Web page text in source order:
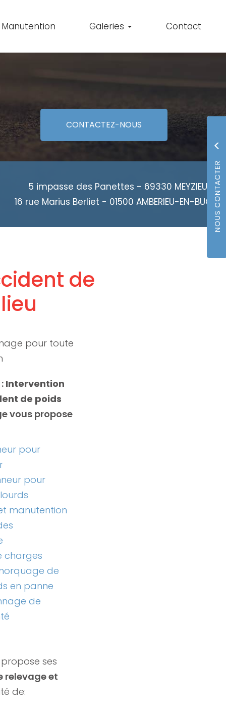
Manutention Galeries Contact
CONTACTEZ-NOUS
5 impasse des Panettes - 69330 MEYZIEU
16 rue Marius Berliet - 01500 AMBERIEU-EN-BUGEY
de
pour toute
Intervention
de poids
vous propose
pour
pour
manutention
charges
de
en panne
de
ses
relevage et
de: